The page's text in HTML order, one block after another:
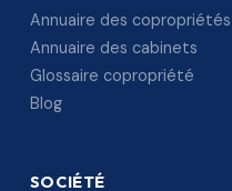
Annuaire des copropriétés
Annuaire des cabinets
Glossaire copropriété
Blog
SOCIÉTÉ